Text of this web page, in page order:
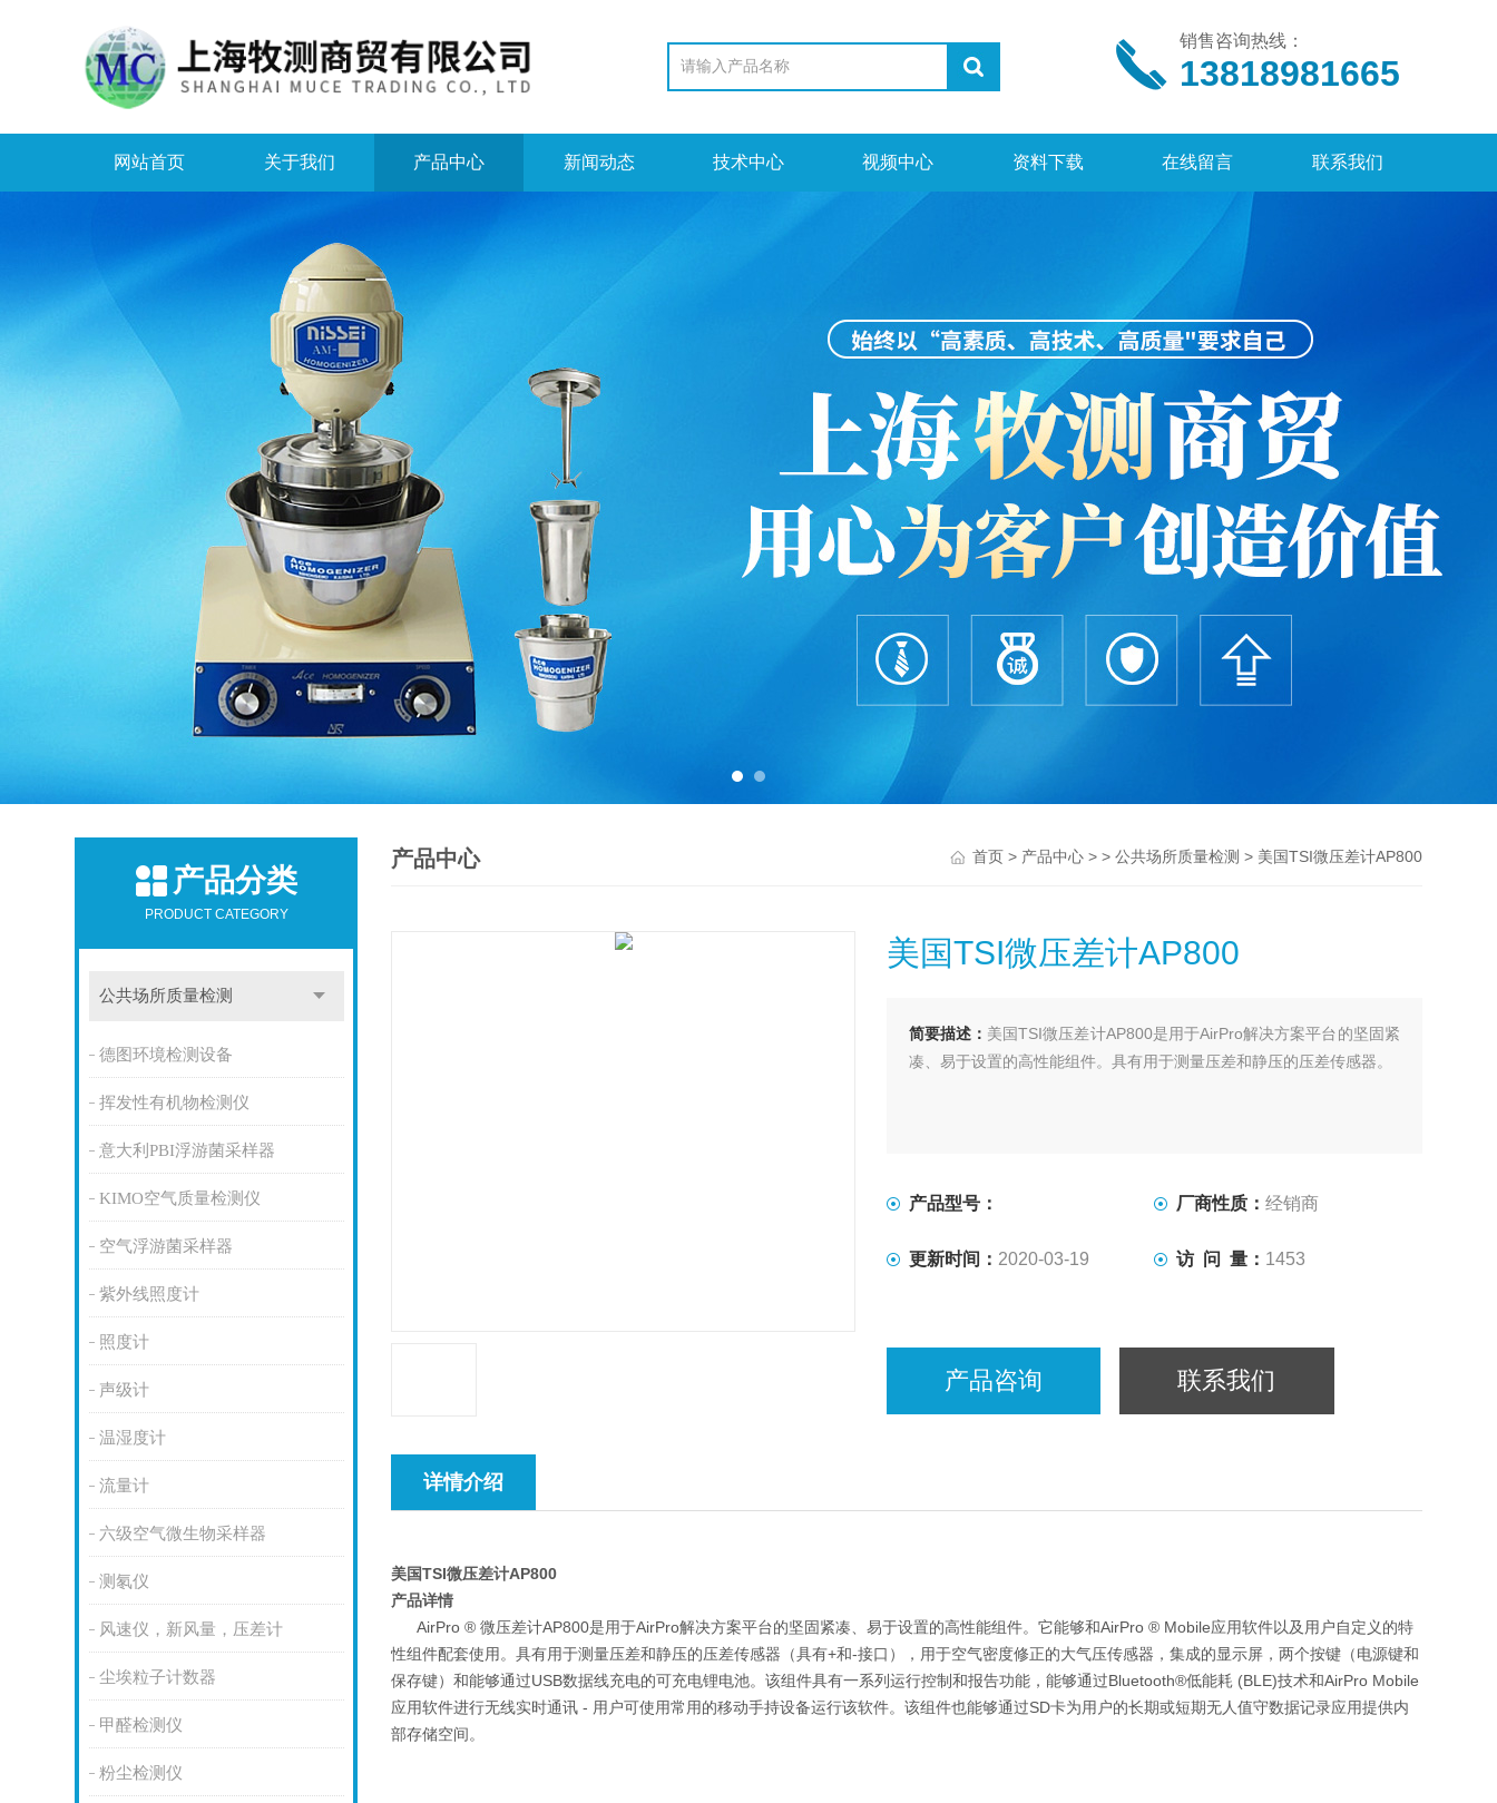
销售咨询热线：
13818981665
网站首页 关于我们 产品中心 新闻动态 技术中心 视频中心 资料下载 在线留言 联系我们
产品分类
PRODUCT CATEGORY
公共场所质量检测
德图环境检测设备
挥发性有机物检测仪
意大利PBI浮游菌采样器
KIMO空气质量检测仪
空气浮游菌采样器
紫外线照度计
照度计
声级计
温湿度计
流量计
六级空气微生物采样器
测氡仪
风速仪，新风量，压差计
尘埃粒子计数器
甲醛检测仪
粉尘检测仪
产品中心 首页> 产品中心> > 公共场所质量检测 > 美国TSI微压差计AP800
美国TSI微压差计AP800
简要描述： 美国TSI微压差计AP800是用于AirPro解决方案平台的坚固紧
凑、易于设置的高性能组件。具有用于测量压差和静压的压差传感器。
产品型号： 厂商性质：经销商
更新时间： 2020-03-19 访 问 量： 1453
产品咨询 联系我们
详情介绍
美国TSI微压差计AP800
产品详情
AirPro ® 微压差计AP800是用于AirPro解决方案平台的坚固紧凑、易于设置的高性能组件。它能够和AirPro ® Mobile应用软件以及用户自定义的特
性组件配套使用。具有用于测量压差和静压的压差传感器（具有+和-接口），用于空气密度修正的大气压传感器，集成的显示屏，两个按键（电源键和
保存键）和能够通过USB数据线充电的可充电锂电池。该组件具有一系列运行控制和报告功能，能够通过Bluetooth®低能耗 (BLE)技术和AirPro Mobile
应用软件进行无线实时通讯 - 用户可使用常用的移动手持设备运行该软件。该组件也能够通过SD卡为用户的长期或短期无人值守数据记录应用提供内
部存储空间。